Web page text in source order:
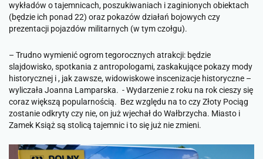
wykładów o tajemnicach, poszukiwaniach i zaginionych obiektach
(będzie ich ponad 22) oraz pokazów działań bojowych czy
prezentacji pojazdów militarnych (w tym czołgu).
– Trudno wymienić ogrom tegorocznych atrakcji: będzie
slajdowisko, spotkania z antropologami, zaskakujące pokazy mody
historycznej i , jak zawsze, widowiskowe inscenizacje historyczne –
wyliczała Joanna Lamparska. -Wydarzenie z roku na rok cieszy się
coraz większą popularnością. Bez względu na to czy Złoty Pociąg
zostanie odkryty czy nie, on już wjechał do Wałbrzycha. Miasto i
Zamek Książ są stolicą tajemnic i to się już nie zmieni.